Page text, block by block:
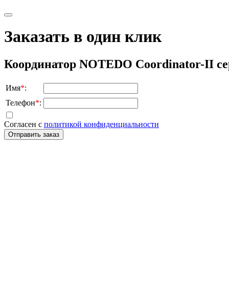
Заказать в один клик
Координатор NOTEDO Coordinator-II
Имя*:
Телефон*:
Согласен с политикой конфиденциальности
Отправить заказ